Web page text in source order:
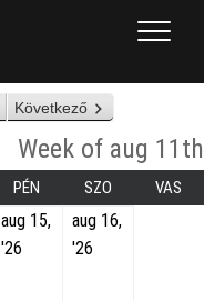
Következő
Week of aug 11th
PÉN SZO VAS
aug 15,
'26
aug 16,
'26